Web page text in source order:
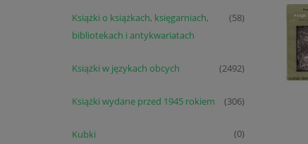
Książki o książkach, księgarniach,
bibliotekach i antykwariatach
(58)
Książki w językach obcych (2492)
Książki wydane przed 1945 rokiem (306)
Kubki (0)